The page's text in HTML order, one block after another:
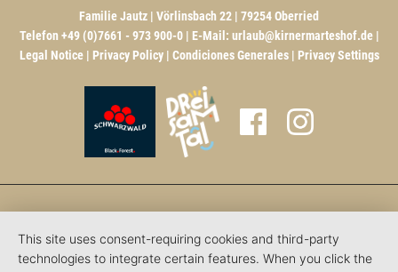
Familie Jautz | Vörlinsbach 22 | 79254 Oberried
Telefon +49 (0)7661 - 973 900-0 | E-Mail: urlaub@kirnermarteshof.de|
Legal Notice| Privacy Policy| Condiciones Generales| Privacy Settings
This site uses consent-requiring cookies and third-party
technologies to integrate certain features. When you click the